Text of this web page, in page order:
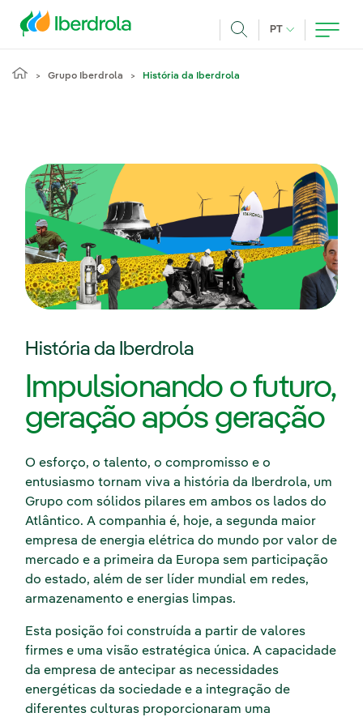
PT IDIOMA ATUAL,
Grupo Iberdrola História da Iberdrola
História da Iberdrola
Impulsionando o futuro,
geração após geração
O esforço, o talento, o compromisso e o
entusiasmo tornam viva a história da Iberdrola, um
Grupo com sólidos pilares em ambos os lados do
Atlântico. A companhia é, hoje, a segunda maior
empresa de energia elétrica do mundo por valor de
mercado e a primeira da Europa sem participação
do estado, além de ser líder mundial em redes,
armazenamento e energias limpas.
Esta posição foi construída a partir de valores
firmes e uma visão estratégica única. A capacidade
da empresa de antecipar as necessidades
energéticas da sociedade e a integração de
diferentes culturas proporcionaram uma